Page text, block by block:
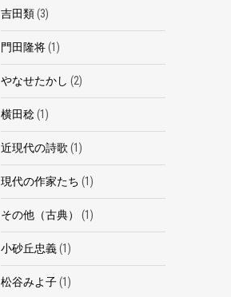
吉田類(3)
門田隆将(1)
やなせたかし (2)
横田稔(1)
近現代の詩歌 (1)
現代の作家たち (1)
その他（古典） (1)
小砂丘忠義(1)
松谷みよ子(1)